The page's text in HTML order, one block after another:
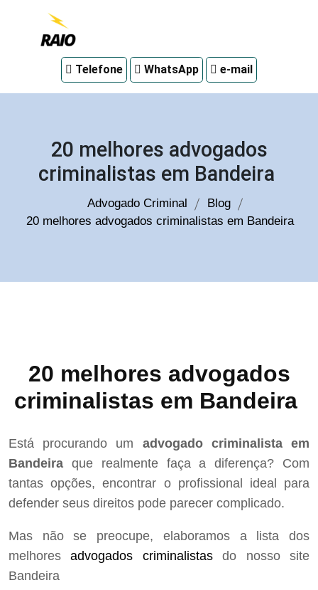
em
Telefone WhatsApp e-mail
20 melhores advogados
criminalistas em Bandeira
Advogado Criminal
Blog
20 melhores advogados criminalistas em Bandeira
20 melhores advogados
criminalistas em Bandeira
Está procurando um advogado criminalista em
Bandeira que realmente faça a diferença? Com
tantas opções, encontrar o profissional ideal para
defender seus direitos pode parecer complicado.
Mas não se preocupe, elaboramos a lista dos
melhoresadvogados criminalistasdo nosso site
Bandeira